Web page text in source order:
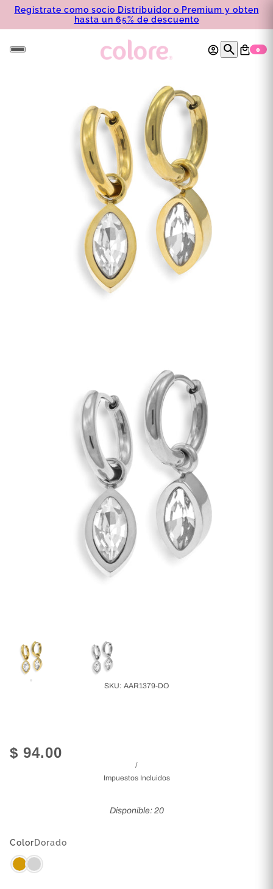
Registrate como socio Distribuidor o Premium y obten
hasta un 65% de descuento
SKU: AAR1379-DO
$ 94.00
/
Impuestos Incluidos
Disponible: 20
ColorDorado